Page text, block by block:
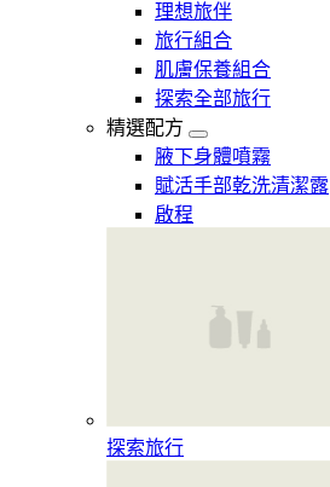
理想旅伴
旅行組合
肌膚保養組合
探索全部旅行
精選配方
腋下身體噴霧
賦活手部乾洗清潔露
啟程
探索旅行